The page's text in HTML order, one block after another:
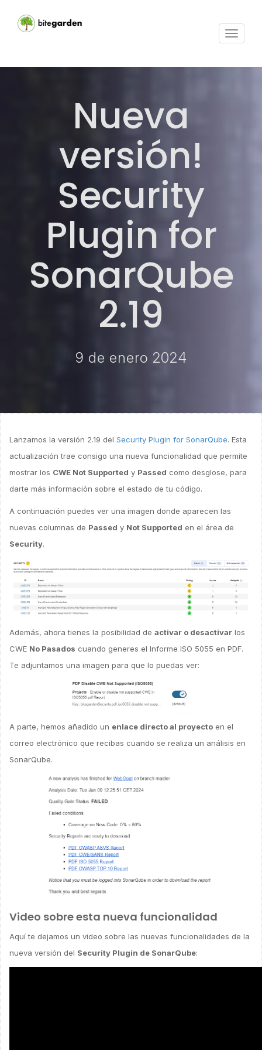
Activar
Nueva
versión!
Security
Plugin for
SonarQube
2.19
9 de enero 2024
Lanzamos la versión 2.19 del Security Plugin for SonarQube. Esta
actualización trae consigo una nueva funcionalidad que permite
mostrar los CWE Not Supported y Passed como desglose, para
darte más información sobre el estado de tu código.
A continuación puedes ver una imagen donde aparecen las
nuevas columnas de Passed y Not Supported en el área de
Security.
Además, ahora tienes la posibilidad de activar o desactivar los
CWE No Pasados cuando generes el Informe ISO 5055 en PDF.
Te adjuntamos una imagen para que lo puedas ver:
A parte, hemos añadido un enlace directo al proyecto en el
correo electrónico que recibas cuando se realiza un análisis en
SonarQube.
Video sobre esta nueva funcionalidad
Aquí te dejamos un video sobre las nuevas funcionalidades de la
nueva versión del Security Plugin de SonarQube: